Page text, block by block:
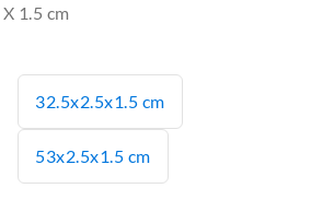
1.5 cm
32.5x2.5x1.5 cm
53x2.5x1.5 cm